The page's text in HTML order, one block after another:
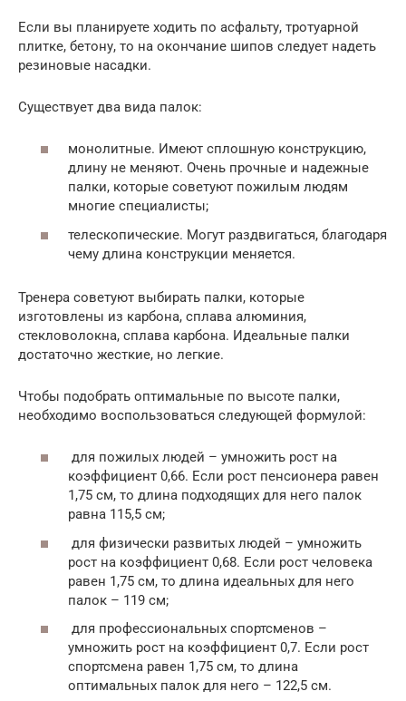
Если вы планируете ходить по асфальту, тротуарной
плитке, бетону, то на окончание шипов следует надеть
резиновые насадки.
Существует два вида палок:
монолитные. Имеют сплошную конструкцию,
длину не меняют. Очень прочные и надежные
палки, которые советуют пожилым людям
многие специалисты;
телескопические. Могут раздвигаться, благодаря
чему длина конструкции меняется.
Тренера советуют выбирать палки, которые
изготовлены из карбона, сплава алюминия,
стекловолокна, сплава карбона. Идеальные палки
достаточно жесткие, но легкие.
Чтобы подобрать оптимальные по высоте палки,
необходимо воспользоваться следующей формулой:
для пожилых людей – умножить рост на
коэффициент 0,66. Если рост пенсионера равен
1,75 см, то длина подходящих для него палок
равна 115,5 см;
для физически развитых людей – умножить
рост на коэффициент 0,68. Если рост человека
равен 1,75 см, то длина идеальных для него
палок – 119 см;
для профессиональных спортсменов –
умножить рост на коэффициент 0,7. Если рост
спортсмена равен 1,75 см, то длина
оптимальных палок для него – 122,5 см.